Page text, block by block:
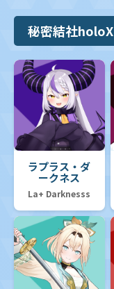
秘密結社holoX
ラプラス・ダ
ークネス
La+ Darknesss